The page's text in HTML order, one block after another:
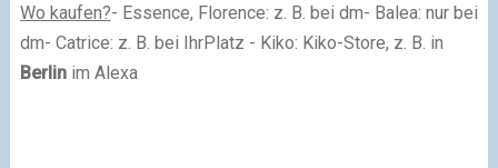
Wo kaufen?- Essence, Florence: z. B. bei dm- Balea: nur bei
dm- Catrice: z. B. bei IhrPlatz - Kiko: Kiko-Store, z. B. in
Berlinim Alexa